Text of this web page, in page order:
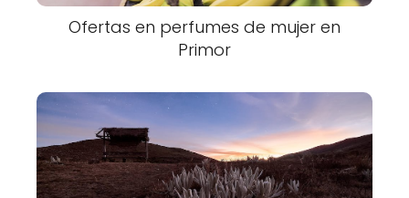
Ofertas en perfumes de mujer en
Primor